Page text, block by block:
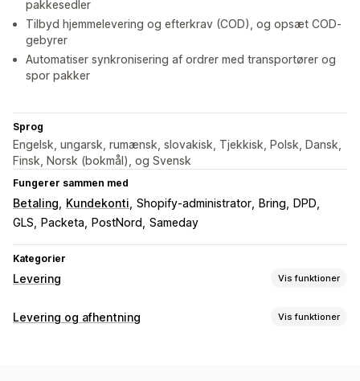
pakkesedler
Tilbyd hjemmelevering og efterkrav (COD), og opsæt COD-
gebyrer
Automatiser synkronisering af ordrer med transportører og
spor pakker
Sprog
Engelsk, ungarsk, rumænsk, slovakisk, Tjekkisk, Polsk, Dansk,
Finsk, Norsk (bokmål), og Svensk
Fungerer sammen med
Betaling Kundekonti Shopify-administrator Bring
DPD
GLS
Packeta PostNord Sameday
Kategorier
Levering Vis funktioner
Labels og emballage
Levering og afhentning Vis funktioner